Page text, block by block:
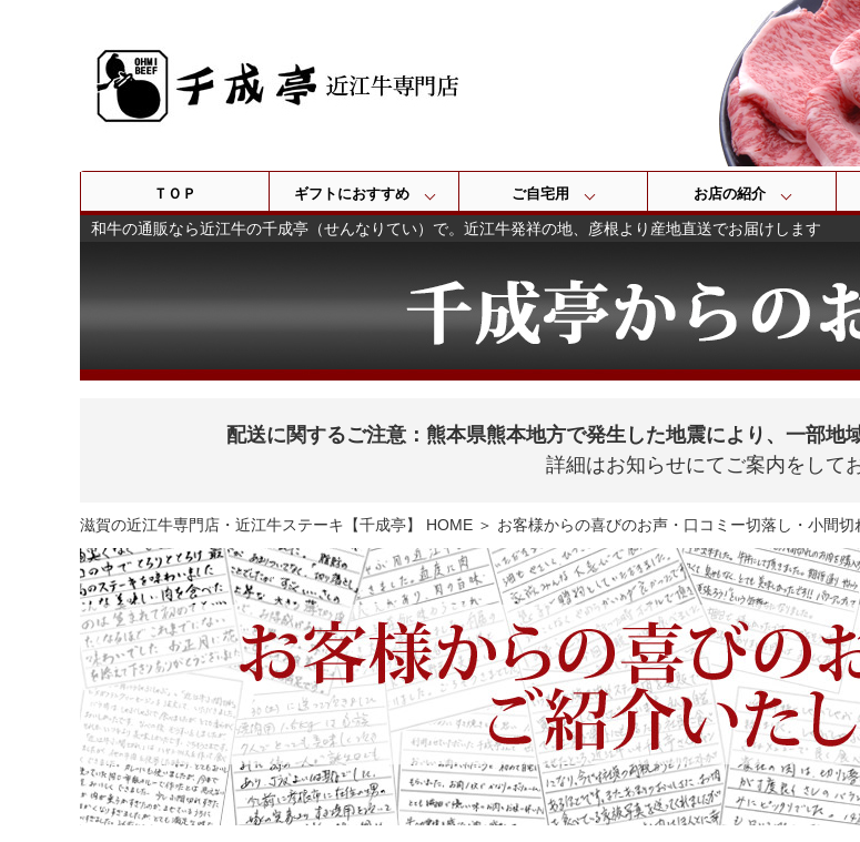
検索
ＴＯＰ ギフトにおすすめ ご自宅用 お店の紹介
和牛の通販なら近江牛の千成亭（せんなりてい）で。近江牛発祥の地、彦根より産地直送でお届けします
配送に関するご注意：熊本県熊本地方で発生した地震により、一部地
詳細はお知らせにてご案内をして
滋賀の近江牛専門店・近江牛ステーキ【千成亭】 HOME ＞ お客様からの喜びのお声・口コミー切落し・小間切